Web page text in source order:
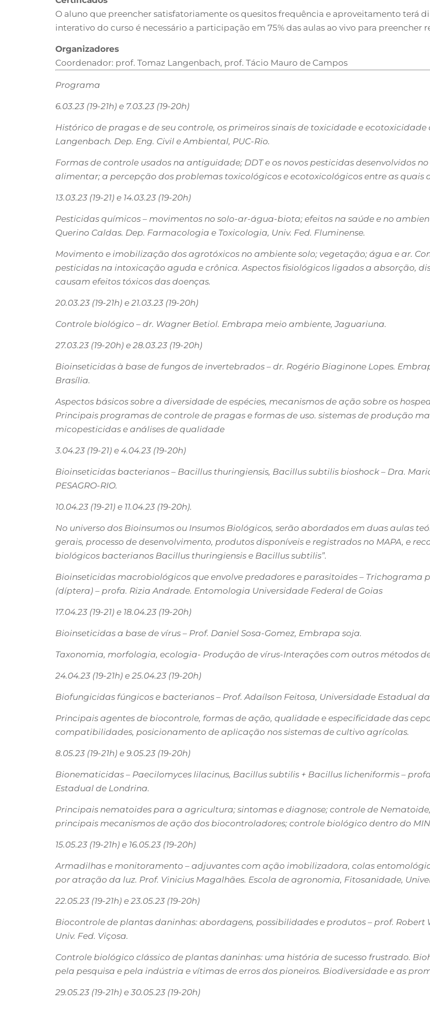
O aluno que preencher satisfatoriamente os quesitos frequência e aproveitamento terá
interativo do curso é necessário a participação em 75% das aulas ao vivo para preencher
Organizadores
Coordenador: prof. Tomaz Langenbach, prof. Tácio Mauro de Campos
Programa
6.03.23 (19-21h) e 7.03.23 (19-20h)
Histórico de pragas e de seu controle, os primeiros sinais de toxicidade e ecotoxicidade
Langenbach. Dep. Eng. Civil e Ambiental, PUC-Rio.
Formas de controle usados na antiguidade; DDT e os novos pesticidas desenvolvidos
alimentar; a percepção dos problemas toxicológicos e ecotoxicológicos entre as quais
13.03.23 (19-21) e 14.03.23 (19-20h)
Pesticidas químicos – movimentos no solo-ar-água-biota; efeitos na saúde e no
Querino Caldas. Dep. Farmacologia e Toxicologia, Univ. Fed. Fluminense.
Movimento e imobilização dos agrotóxicos no ambiente solo; vegetação; água e ar.
pesticidas na intoxicação aguda e crônica. Aspectos fisiológicos ligados a absorção,
causam efeitos tóxicos das doenças.
20.03.23 (19-21h) e 21.03.23 (19-20h)
Controle biológico – dr. Wagner Betiol. Embrapa meio ambiente, Jaguariuna.
27.03.23 (19-20h) e 28.03.23 (19-20h)
Bioinseticidas à base de fungos de invertebrados – dr. Rogério Biaginone Lopes.
Brasília.
Aspectos básicos sobre a diversidade de espécies, mecanismos de ação sobre os
Principais programas de controle de pragas e formas de uso. sistemas de produção
micopesticidas e análises de qualidade
3.04.23 (19-21) e 4.04.23 (19-20h)
Bioinseticidas bacterianos – Bacillus thuringiensis, Bacillus subtilis bioshock – Dra.
PESAGRO-RIO.
10.04.23 (19-21) e 11.04.23 (19-20h).
No universo dos Bioinsumos ou Insumos Biológicos, serão abordados em duas aulas
gerais, processo de desenvolvimento, produtos disponíveis e registrados no MAPA, e
biológicos bacterianos Bacillus thuringiensis e Bacillus subtilis”.
Bioinseticidas macrobiológicos que envolve predadores e parasitoides – Trichograma
(díptera) – profa. Rizia Andrade. Entomologia Universidade Federal de Goias
17.04.23 (19-21) e 18.04.23 (19-20h)
Bioinseticidas a base de vírus – Prof. Daniel Sosa-Gomez, Embrapa soja.
Taxonomia, morfologia, ecologia- Produção de vírus-Interações com outros métodos
24.04.23 (19-21h) e 25.04.23 (19-20h)
Biofungicidas fúngicos e bacterianos – Prof. Adaílson Feitosa, Universidade Estadual
Principais agentes de biocontrole, formas de ação, qualidade e especificidade das
compatibilidades, posicionamento de aplicação nos sistemas de cultivo agrícolas.
8.05.23 (19-21h) e 9.05.23 (19-20h)
Bionematicidas – Paecilomyces lilacinus, Bacillus subtilis + Bacillus licheniformis –
Estadual de Londrina.
Principais nematoides para a agricultura; sintomas e diagnose; controle de
principais mecanismos de ação dos biocontroladores; controle biológico dentro do
15.05.23 (19-21h) e 16.05.23 (19-20h)
Armadilhas e monitoramento – adjuvantes com ação imobilizadora, colas
por atração da luz. Prof. Vinicius Magalhães. Escola de agronomia, Fitosanidade,
22.05.23 (19-21h) e 23.05.23 (19-20h)
Biocontrole de plantas daninhas: abordagens, possibilidades e produtos – prof.
Univ. Fed. Viçosa.
Controle biológico clássico de plantas daninhas: uma história de sucesso frustrado.
pela pesquisa e pela indústria e vítimas de erros dos pioneiros. Biodiversidade e as
29.05.23 (19-21h) e 30.05.23 (19-20h)